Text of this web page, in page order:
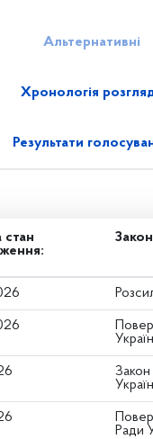
Альтернативні
Хронологія
Результати
стан
Ради